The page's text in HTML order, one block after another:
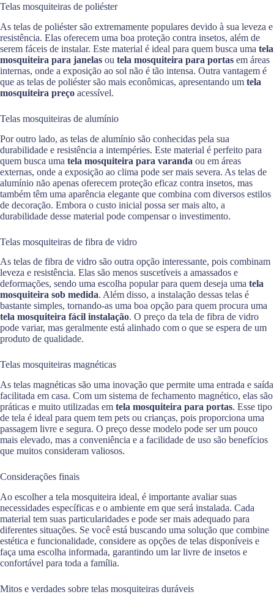
Telas mosquiteiras de poliéster
As telas de poliéster são extremamente populares devido à sua leveza e
resistência. Elas oferecem uma boa proteção contra insetos, além de
serem fáceis de instalar. Este material é ideal para quem busca uma tela
mosquiteira para janelas ou tela mosquiteira para portas em áreas
internas, onde a exposição ao sol não é tão intensa. Outra vantagem é
que as telas de poliéster são mais econômicas, apresentando um tela
mosquiteira preço acessível.
Telas mosquiteiras de alumínio
Por outro lado, as telas de alumínio são conhecidas pela sua
durabilidade e resistência a intempéries. Este material é perfeito para
quem busca uma tela mosquiteira para varanda ou em áreas
externas, onde a exposição ao clima pode ser mais severa. As telas de
alumínio não apenas oferecem proteção eficaz contra insetos, mas
também têm uma aparência elegante que combina com diversos estilos
de decoração. Embora o custo inicial possa ser mais alto, a
durabilidade desse material pode compensar o investimento.
Telas mosquiteiras de fibra de vidro
As telas de fibra de vidro são outra opção interessante, pois combinam
leveza e resistência. Elas são menos suscetíveis a amassados e
deformações, sendo uma escolha popular para quem deseja uma tela
mosquiteira sob medida. Além disso, a instalação dessas telas é
bastante simples, tornando-as uma boa opção para quem procura uma
tela mosquiteira fácil instalação. O preço da tela de fibra de vidro
pode variar, mas geralmente está alinhado com o que se espera de um
produto de qualidade.
Telas mosquiteiras magnéticas
As telas magnéticas são uma inovação que permite uma entrada e saída
facilitada em casa. Com um sistema de fechamento magnético, elas são
práticas e muito utilizadas em tela mosquiteira para portas. Esse tipo
de tela é ideal para quem tem pets ou crianças, pois proporciona uma
passagem livre e segura. O preço desse modelo pode ser um pouco
mais elevado, mas a conveniência e a facilidade de uso são benefícios
que muitos consideram valiosos.
Considerações finais
Ao escolher a tela mosquiteira ideal, é importante avaliar suas
necessidades específicas e o ambiente em que será instalada. Cada
material tem suas particularidades e pode ser mais adequado para
diferentes situações. Se você está buscando uma solução que combine
estética e funcionalidade, considere as opções de telas disponíveis e
faça uma escolha informada, garantindo um lar livre de insetos e
confortável para toda a família.
Mitos e verdades sobre telas mosquiteiras duráveis